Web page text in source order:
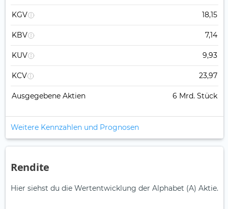
KGV 18,15
KBV 7,14
KUV 9,93
KCV 23,97
Ausgegebene Aktien 6 Mrd. Stück
Weitere Kennzahlen und Prognosen
Rendite
Hier siehst du die Wertentwicklung der Alphabet (A) Aktie.